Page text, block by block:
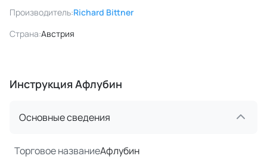
Производитель:Richard Bittner
Страна:Австрия
Инструкция Афлубин
Основные сведения
Торговое названиеАфлубин